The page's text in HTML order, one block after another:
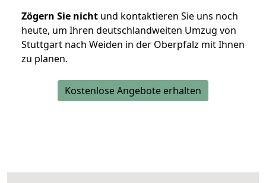
Zögern Sie nicht und kontaktieren Sie uns noch
heute, um Ihren deutschlandweiten Umzug von
Stuttgart nach Weiden in der Oberpfalz mit Ihnen
zu planen.
Kostenlose Angebote erhalten